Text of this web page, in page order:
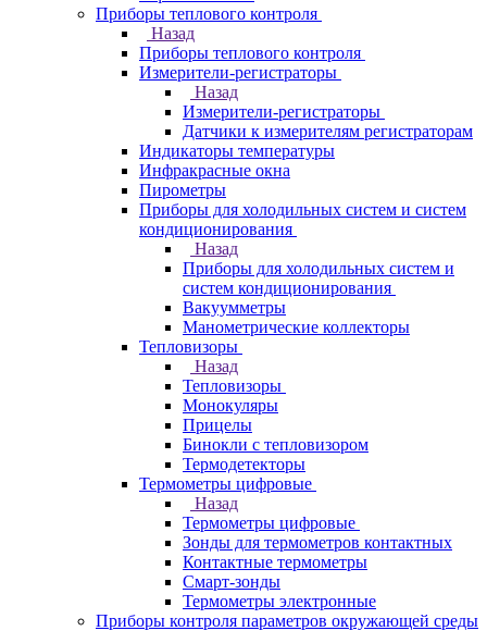
Приборы теплового контроля
Назад
Приборы теплового контроля
Измерители-регистраторы
Назад
Измерители-регистраторы
Датчики к измерителям регистраторам
Индикаторы температуры
Инфракрасные окна
Пирометры
Приборы для холодильных систем и систем
кондиционирования
Назад
Приборы для холодильных систем и
систем кондиционирования
Вакуумметры
Манометрические коллекторы
Тепловизоры
Назад
Тепловизоры
Монокуляры
Прицелы
Бинокли с тепловизором
Термодетекторы
Термометры цифровые
Назад
Термометры цифровые
Зонды для термометров контактных
Контактные термометры
Смарт-зонды
Термометры электронные
Приборы контроля параметров окружающей среды